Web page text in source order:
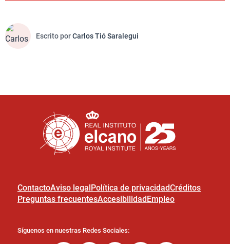
Escrito porCarlos Tió Saralegui
ContactoAviso legalPolítica de privacidadCréditos
Preguntas frecuentesAccesibilidadEmpleo
Síguenos en nuestras Redes Sociales: